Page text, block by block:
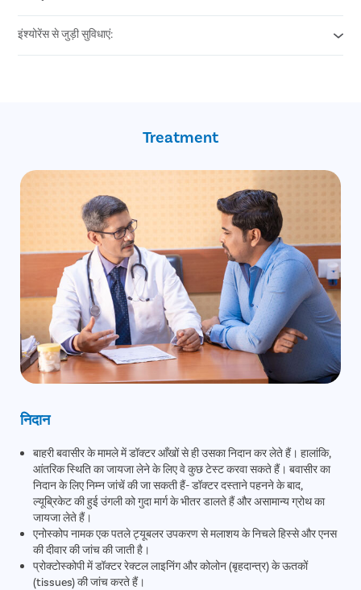
दोबारा होने की बहुत कम संभावना
मिनिमल इनवेसिव तकनीक
३० मिनट की प्रक्रिया
जांच में 30 प्रतिशत की भारी छूट
आरामदायक कमरे में इलाज
इंश्योरेंस से जुड़ी सुविधाएं:
Treatment
निदान
बाहरी बवासीर के मामले में डॉक्टर आँखों से ही उसका निदान कर लेते हैं। हालांकि,
आंतरिक स्थिति का जायजा लेने के लिए वे कुछ टेस्ट करवा सकते हैं। बवासीर का
निदान के लिए निम्न जांचें की जा सकती हैं- डॉक्टर दस्ताने पहनने के बाद,
ल्यूब्रिकेट की हुई उंगली को गुदा मार्ग के भीतर डालते हैं और असामान्य ग्रोथ का
जायजा लेते हैं।
एनोस्कोप नामक एक पतले ट्यूबलर उपकरण से मलाशय के निचले हिस्से और एनस
की दीवार की जांच की जाती है।
प्रोक्टोस्कोपी में डॉक्टर रेक्टल लाइनिंग और कोलोन (बृहदान्त्र) के ऊतकों
(tissues) की जांच करते हैं।